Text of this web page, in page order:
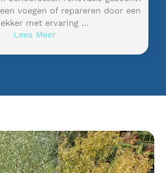
voegen of repareren door een
met ervaring …
Lees Meer